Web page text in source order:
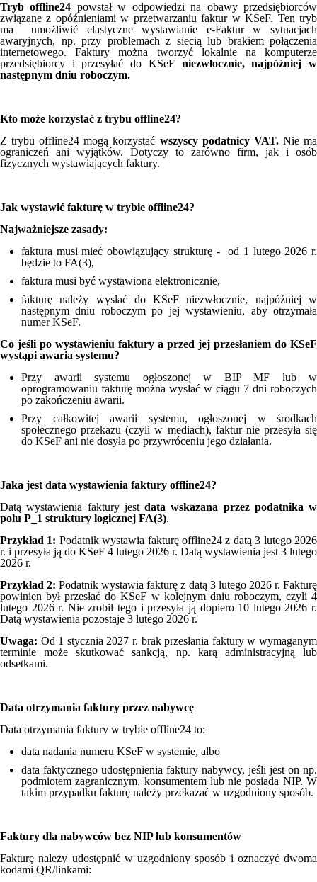
Tryb offline24 powstał w odpowiedzi na obawy przedsiębiorców
związane z opóźnieniami w przetwarzaniu faktur w KSeF. Ten tryb
ma umożliwić elastyczne wystawianie e-Faktur w sytuacjach
awaryjnych, np. przy problemach z siecią lub brakiem połączenia
internetowego. Faktury można tworzyć lokalnie na komputerze
przedsiębiorcy i przesyłać do KSeF niezwłocznie, najpóźniej w
następnym dniu roboczym.
Kto może korzystać z trybu offline24?
Z trybu offline24 mogą korzystać wszyscy podatnicy VAT.Nie ma
ograniczeń ani wyjątków. Dotyczy to zarówno firm, jak i osób
fizycznych wystawiających faktury.
Jak wystawić fakturę w trybie offline24?
Najważniejsze zasady:
faktura musi mieć obowiązujący strukturę - od 1 lutego 2026 r.
będzie to FA(3),
faktura musi być wystawiona elektronicznie,
fakturę należy wysłać do KSeF niezwłocznie, najpóźniej w
następnym dniu roboczym po jej wystawieniu, aby otrzymała
numer KSeF.
Co jeśli po wystawieniu faktury a przed jej przesłaniem do KSeF
wystąpi awaria systemu?
Przy awarii systemu ogłoszonej w BIP MF lub w
oprogramowaniu fakturę można wysłać w ciągu 7 dni roboczych
po zakończeniu awarii.
Przy całkowitej awarii systemu, ogłoszonej w środkach
społecznego przekazu (czyli w mediach), faktur nie przesyła się
do KSeF ani nie dosyła po przywróceniu jego działania.
Jaka jest data wystawienia faktury offline24?
Datą wystawienia faktury jest data wskazana przez podatnika w
polu P_1 struktury logicznej FA(3).
Przykład 1: Podatnik wystawia fakturę offline24 z datą 3 lutego 2026
r. i przesyła ją do KSeF 4 lutego 2026 r. Datą wystawienia jest 3 lutego
2026 r.
Przykład 2: Podatnik wystawia fakturę z datą 3 lutego 2026 r. Fakturę
powinien był przesłać do KSeF w kolejnym dniu roboczym, czyli 4
lutego 2026 r. Nie zrobił tego i przesyła ją dopiero 10 lutego 2026 r.
Datą wystawienia pozostaje 3 lutego 2026 r.
Uwaga: Od 1 stycznia 2027 r. brak przesłania faktury w wymaganym
terminie może skutkować sankcją, np. karą administracyjną lub
odsetkami.
Data otrzymania faktury przez nabywcę
Data otrzymania faktury w trybie offline24 to:
data nadania numeru KSeF w systemie, albo
data faktycznego udostępnienia faktury nabywcy, jeśli jest on np.
podmiotem zagranicznym, konsumentem lub nie posiada NIP. W
takim przypadku fakturę należy przekazać w uzgodniony sposób.
Faktury dla nabywców bez NIP lub konsumentów
Fakturę należy udostępnić w uzgodniony sposób i oznaczyć dwoma
kodami QR/linkami: